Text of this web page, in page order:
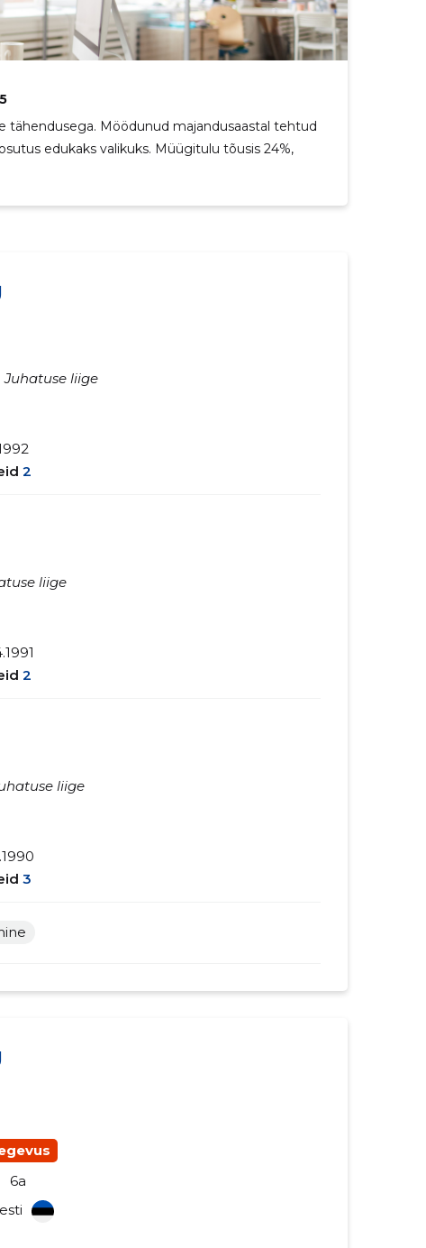
tähendusega. Möödunud majandusaastal tehtud
edukaks valikuks. Müügitulu tõusis 24%,
Juhatuse liige
2
liige
2
liige
3
6a